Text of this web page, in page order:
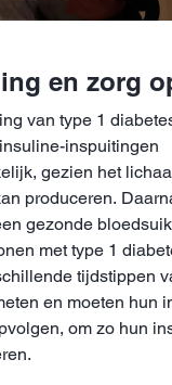
en zorg
van type 1
inspuitingen
gezien het
produceren.
gezonde
met type 1
tijdstippen
en moeten hun
om zo hun